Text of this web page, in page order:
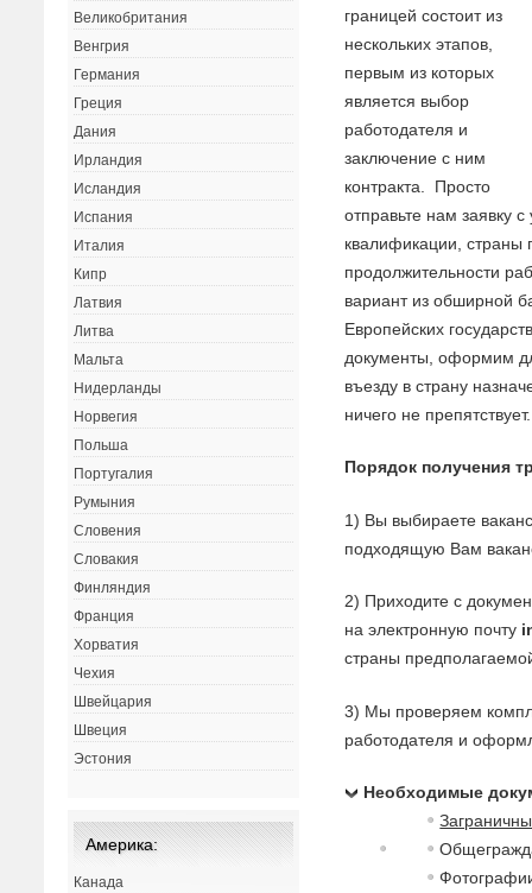
границей состоит из
нескольких этапов,
первым из которых
является выбор
работодателя и
заключение с ним
контракта. Просто
отправьте нам заявку
квалификации, страны
продолжительности
вариант из обширной
Европейских
документы, оформим
въезду в страну
ничего не препятствует.
Порядок получения
1) Вы выбираете
подходящую Вам
2) Приходите с
на электронную почту
страны
3) Мы проверяем
работодателя и
Необходимые
Великобритания
Венгрия
Германия
Греция
Дания
Ирландия
Исландия
Испания
Италия
Кипр
Латвия
Литва
Мальта
Нидерланды
Норвегия
Польша
Португалия
Румыния
Словения
Словакия
Финляндия
Франция
Хорватия
Чехия
Швейцария
Швеция
Эстония
Америка:
Канада